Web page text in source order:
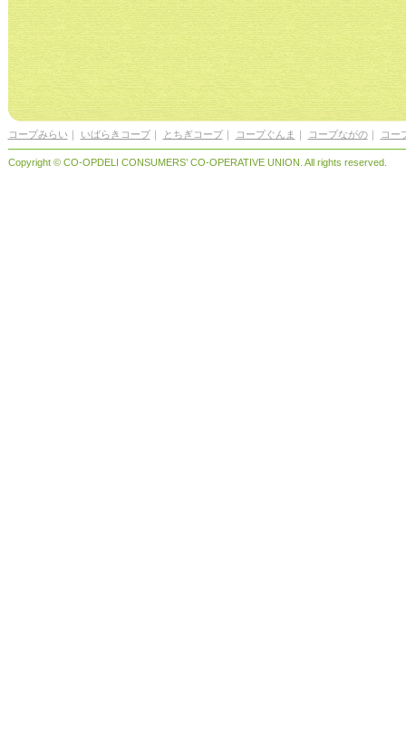
コープみらい ｜ いばらきコープ｜ とちぎコープ｜ コープぐんま ｜ コープながの｜ コー
Copyright © CO-OPDELI CONSUMERS’ CO-OPERATIVE UNION. All rights reserved.